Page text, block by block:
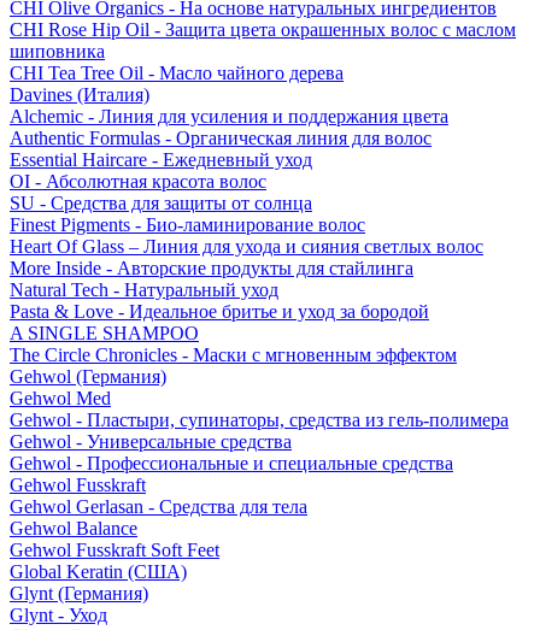
CHI Olive Organics - На основе натуральных ингредиентов
CHI Rose Hip Oil - Защита цвета окрашенных волос с маслом
шиповника
CHI Tea Tree Oil - Масло чайного дерева
Davines (Италия)
Alchemic - Линия для усиления и поддержания цвета
Authentic Formulas - Органическая линия для волос
Essential Haircare - Eжедневный уход
OI - Абсолютная красота волос
SU - Средства для защиты от солнца
Finest Pigments - Био-ламинирование волос
Heart Of Glass – Линия для ухода и сияния светлых волос
More Inside - Авторские продукты для стайлинга
Natural Tech - Натуральный уход
Pasta & Love - Идеальное бритье и уход за бородой
A SINGLE SHAMPOO
The Circle Chronicles - Маски с мгновенным эффектом
Gehwol (Германия)
Gehwol Med
Gehwol - Пластыри, супинаторы, средства из гель-полимера
Gehwol - Универсальные средства
Gehwol - Профессиональные и специальные средства
Gehwol Fusskraft
Gehwol Gerlasan - Средства для тела
Gehwol Balance
Gehwol Fusskraft Soft Feet
Global Keratin (США)
Glynt (Германия)
Glynt - Уход